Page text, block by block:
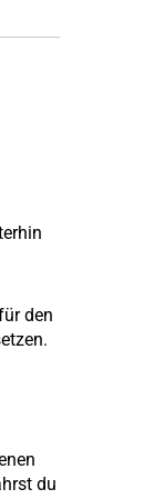
den
du